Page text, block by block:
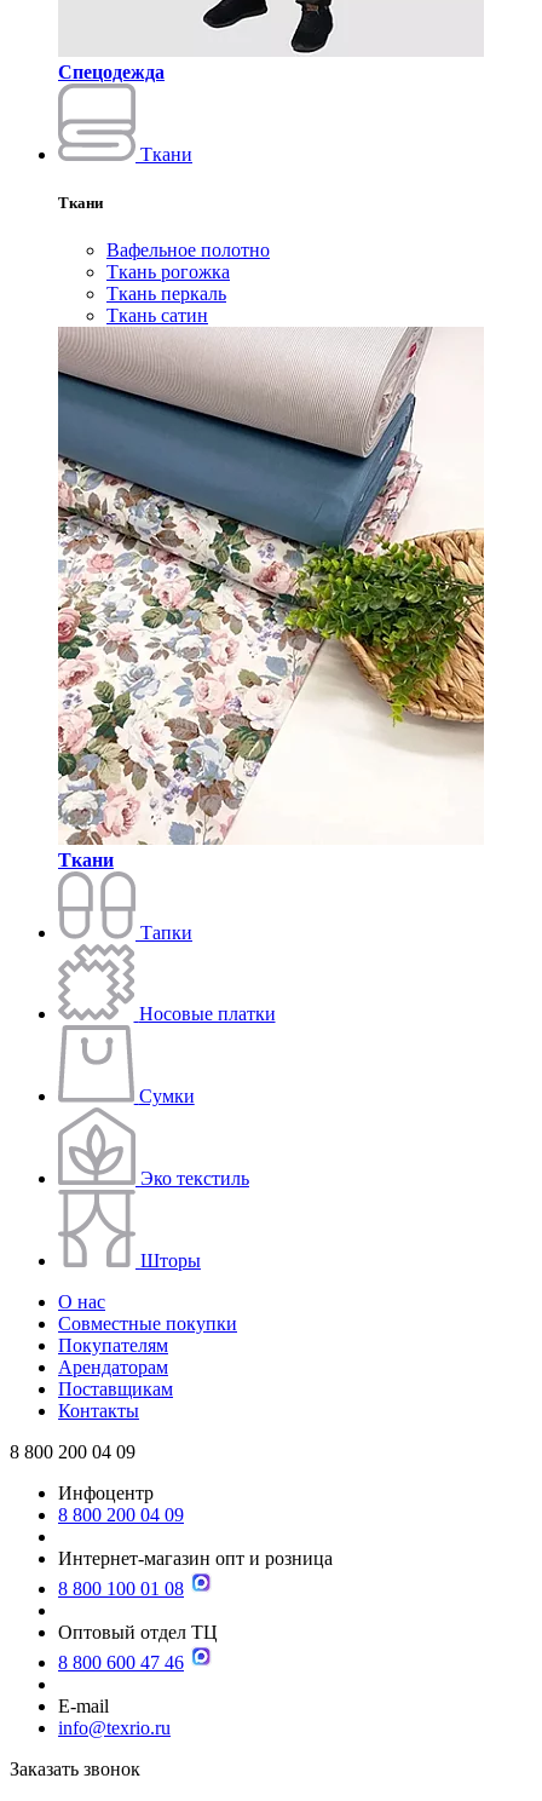
Спецодежда
Ткани
Ткани
Вафельное полотно
Ткань рогожка
Ткань перкаль
Ткань сатин
Ткани
Тапки
Носовые платки
Сумки
Эко текстиль
Шторы
О нас
Совместные покупки
Покупателям
Арендаторам
Поставщикам
Контакты
8 800 200 04 09
Инфоцентр
8 800 200 04 09
Интернет-магазин опт и розница
8 800 100 01 08
Оптовый отдел ТЦ
8 800 600 47 46
E-mail
info@texrio.ru
Заказать звонок